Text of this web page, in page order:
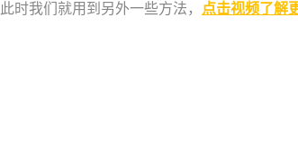
此时我们就用到另外一些方法， 点击视频了解